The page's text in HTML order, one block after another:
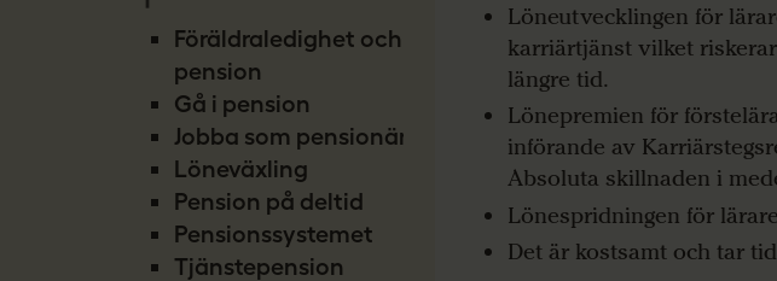
Föräldraledighet och
pension
Gå i pension
Jobba som pensionär
Löneväxling
Pension på deltid
Pensionssystemet
Tjänstepension
Löneutvecklingen för
karriärtjänst vilket
längre tid.
Lönepremien för
införande av
Absoluta skillnaden i
Lönespridningen för
Det är kostsamt och tar